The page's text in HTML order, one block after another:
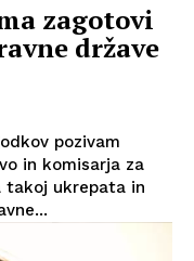
zagotovi
države
pozivam
in komisarja za
takoj ukrepata in